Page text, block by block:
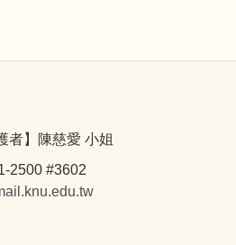
者】陳慈愛 小姐
2500 #3602